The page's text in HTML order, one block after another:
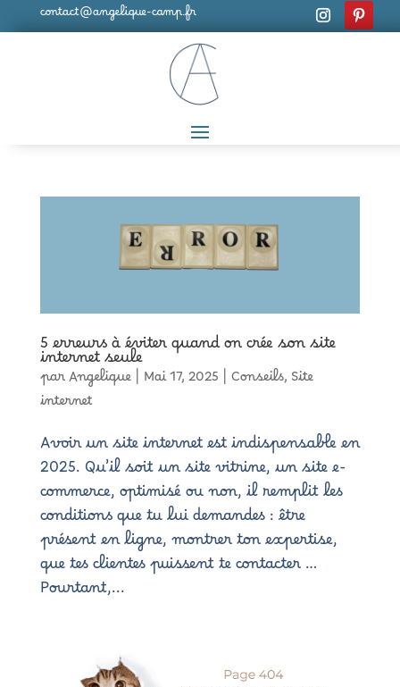
contact@angelique-camp.fr
5 erreurs à éviter quand on crée son site
internet seule
parAngelique| Mai 17, 2025 | Conseils, Site
internet
Avoir un site internet est indispensable en
2025. Qu’il soit un site vitrine, un site e-
commerce, optimisé ou non, il remplit les
conditions que tu lui demandes : être
présent en ligne, montrer ton expertise,
que tes clientes puissent te contacter …
Pourtant,...